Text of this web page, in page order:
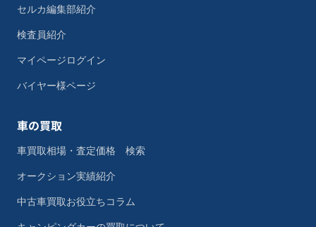
セルカ編集部紹介
検査員紹介
マイページログイン
バイヤー様ページ
車の買取
車買取相場・査定価格 検索
オークション実績紹介
中古車買取お役立ちコラム